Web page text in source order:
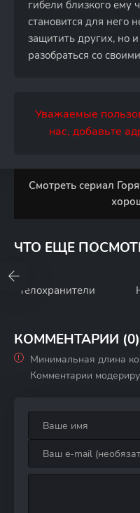
гибели близкого ему
становится для него
защитить других, но
разобраться со
Уважаемые
нас, добавьте
Смотреть сериал
ЧТО ЕЩЕ
Телохранители
КОММЕНТАРИИ (0)
Минимальная длина
Комментарии